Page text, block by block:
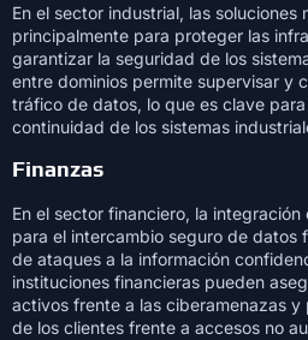
En el sector industrial, las soluciones
principalmente para proteger las
garantizar la seguridad de los
entre dominios permite supervisar y
tráfico de datos, lo que es clave
continuidad de los sistemas
Finanzas
En el sector financiero, la
para el intercambio seguro de datos
de ataques a la información
instituciones financieras pueden
activos frente a las ciberamenazas
de los clientes frente a accesos no